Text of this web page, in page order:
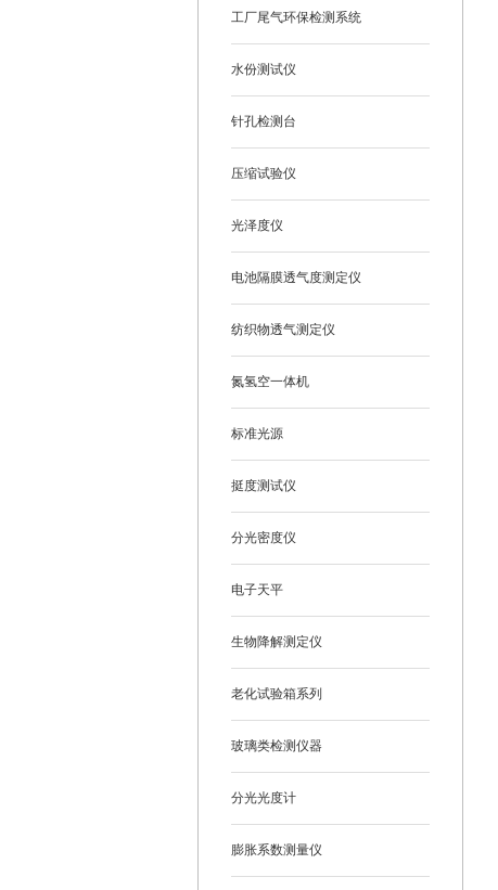
工厂尾气环保检测系统
水份测试仪
针孔检测台
压缩试验仪
光泽度仪
电池隔膜透气度测定仪
纺织物透气测定仪
氮氢空一体机
标准光源
挺度测试仪
分光密度仪
电子天平
生物降解测定仪
老化试验箱系列
玻璃类检测仪器
分光光度计
膨胀系数测量仪